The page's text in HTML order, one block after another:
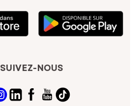
SUIVEZ-NOUS